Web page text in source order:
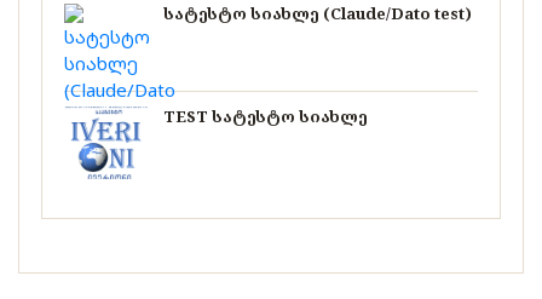
სატესტო სიახლე (Claude/Dato test)
TEST სატესტო სიახლე